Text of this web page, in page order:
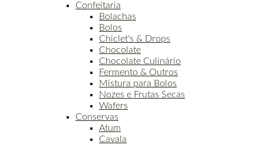
Confeitaria
Bolachas
Bolos
Chiclet's & Drops
Chocolate
Chocolate Culinário
Fermento & Outros
Mistura para Bolos
Nozes e Frutas Secas
Wafers
Conservas
Atum
Cavala